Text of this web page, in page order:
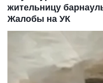
жительницу
Жалобы на УК